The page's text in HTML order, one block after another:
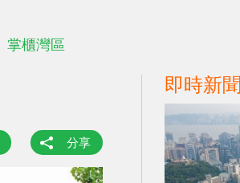
掌櫃灣區
分享
即時新聞